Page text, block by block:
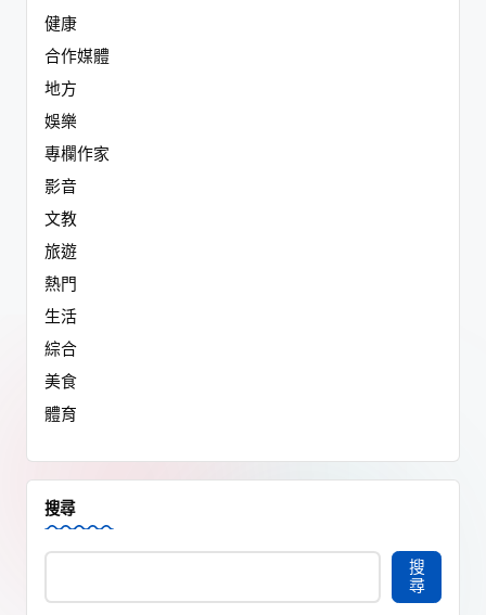
健康
合作媒體
地方
娛樂
專欄作家
影音
文教
旅遊
熱門
生活
綜合
美食
體育
搜尋
搜
尋